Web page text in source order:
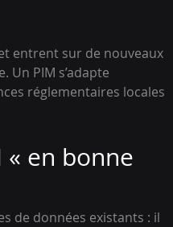
entrent sur de nouveaux
PIM s’adapte
réglementaires locales
« en bonne
de données existants : il